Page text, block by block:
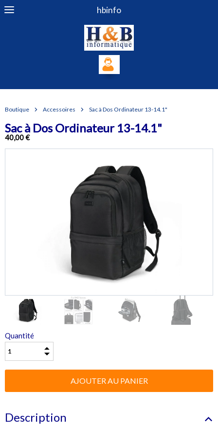
hbinfo
Boutique Accessoires Sac à Dos Ordinateur 13-14.1"
Sac à Dos Ordinateur 13-14.1"
40,00 €
Quantité
Description